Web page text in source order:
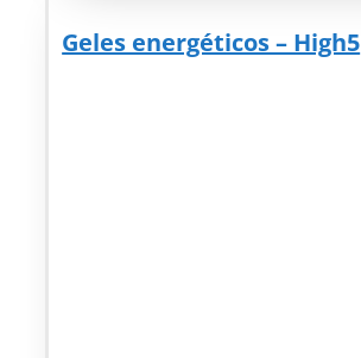
Geles energéticos – High5